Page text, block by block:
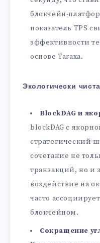
блокчейн-
показатель TPS
эффективности
основе Taraxa.
Экологически
BlockDAG и
blockDAG с
стратегический
сочетание не
транзакций, но и
воздействие на
часто
блокчейном.
Сокращение